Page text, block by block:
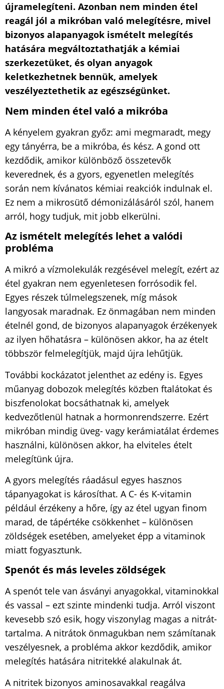
újramelegíteni. Azonban nem minden étel
reagál jól a mikróban való melegítésre, mivel
bizonyos alapanyagok ismételt melegítés
hatására megváltoztathatják a kémiai
szerkezetüket, és olyan anyagok
keletkezhetnek bennük, amelyek
veszélyeztethetik az egészségünket.
Nem minden étel való a mikróba
A kényelem gyakran győz: ami megmaradt, megy
egy tányérra, be a mikróba, és kész. A gond ott
kezdődik, amikor különböző összetevők
keverednek, és a gyors, egyenetlen melegítés
során nem kívánatos kémiai reakciók indulnak el.
Ez nem a mikrosütő démonizálásáról szól, hanem
arról, hogy tudjuk, mit jobb elkerülni.
Az ismételt melegítés lehet a valódi
probléma
A mikró a vízmolekulák rezgésével melegít, ezért az
étel gyakran nem egyenletesen forrósodik fel.
Egyes részek túlmelegszenek, míg mások
langyosak maradnak. Ez önmagában nem minden
ételnél gond, de bizonyos alapanyagok érzékenyek
az ilyen hőhatásra – különösen akkor, ha az ételt
többször felmelegítjük, majd újra lehűtjük.
További kockázatot jelenthet az edény is. Egyes
műanyag dobozok melegítés közben ftalátokat és
biszfenolokat bocsáthatnak ki, amelyek
kedvezőtlenül hatnak a hormonrendszerre. Ezért
mikróban mindig üveg- vagy kerámiatálat érdemes
használni, különösen akkor, ha elviteles ételt
melegítünk újra.
A gyors melegítés ráadásul egyes hasznos
tápanyagokat is károsíthat. A C- és K-vitamin
például érzékeny a hőre, így az étel ugyan finom
marad, de tápértéke csökkenhet – különösen
zöldségek esetében, amelyeket épp a vitaminok
miatt fogyasztunk.
Spenót és más leveles zöldségek
A spenót tele van ásványi anyagokkal, vitaminokkal
és vassal – ezt szinte mindenki tudja. Arról viszont
kevesebb szó esik, hogy viszonylag magas a nitrát­
tartalma. A nitrátok önmagukban nem számítanak
veszélyesnek, a probléma akkor kezdődik, amikor
melegítés hatására nitritekké alakulnak át.
A nitritek bizonyos aminosavakkal reagálva